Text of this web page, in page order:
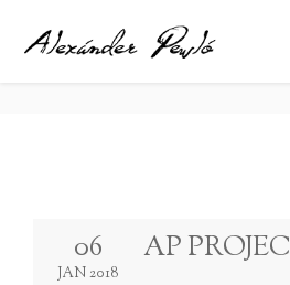
AP PROJECT 35
06
JAN 2018
AP